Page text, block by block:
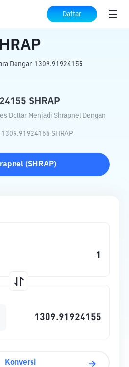
Daftar
ke SHRAP
Dengan 1309.91924155
SHRAP
Dollar Menjadi Shrapnel Dengan
1309.91924155 SHRAP
(SHRAP)
Konversi